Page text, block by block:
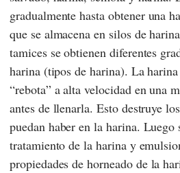
gradualmente hasta obtener una
que se almacena en silos de
tamices se obtienen diferentes
harina (tipos de harina). La
“rebota” a alta velocidad en una
antes de llenarla. Esto destruye
puedan haber en la harina. Luego
tratamiento de la harina y
propiedades de horneado de la